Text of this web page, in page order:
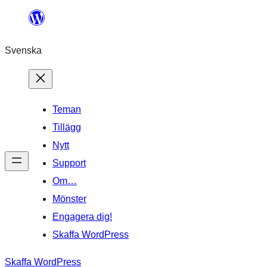
Hoppa
innehåll
Svenska
Teman
Tillägg
Nytt
Support
Om…
Mönster
Engagera dig!
Skaffa WordPress
Skaffa WordPress